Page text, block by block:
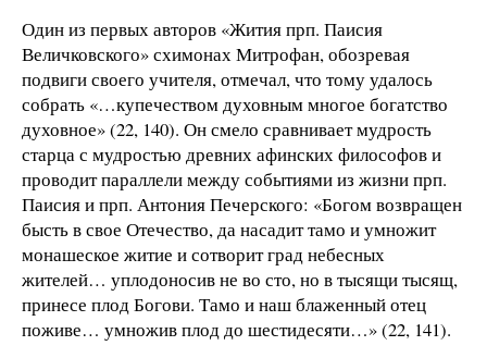
Один из первых авторов «Жития прп. Паисия
Величковского» схимонах Митрофан, обозревая
подвиги своего учителя, отмечал, что тому удалось
собрать «…купечеством духовным многое богатство
духовное» (22, 140). Он смело сравнивает мудрость
старца с мудростью древних афинских философов и
проводит параллели между событиями из жизни прп.
Паисия и прп. Антония Печерского: «Богом возвращен
бысть в свое Отечество, да насадит тамо и умножит
монашеское житие и сотворит град небесных
жителей… уплодоносив не во сто, но в тысящи тысящ,
принесе плод Богови. Тамо и наш блаженный отец
поживе… умножив плод до шестидесяти…» (22, 141).